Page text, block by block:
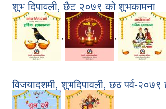
शुभ दिपावली, छैट २०७९ को शुभकामना
, ,
विजयादशमी, शुभदिपावली, छठ पर्व-२०७९